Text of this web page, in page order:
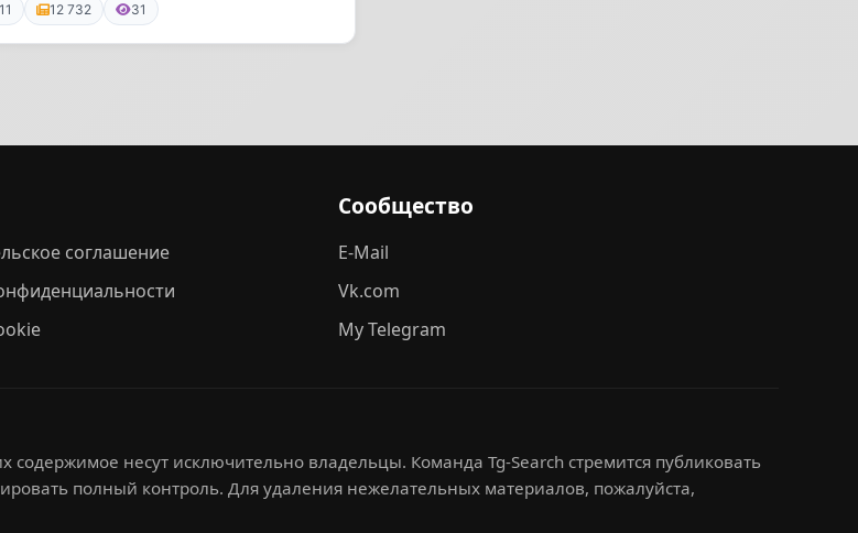
12 732 31
соглашение
Сообщество
E-Mail
Vk.com
My Telegram
содержимое несут исключительно владельцы. Команда Tg-Search стремится публиковать
полный контроль. Для удаления нежелательных материалов, пожалуйста,